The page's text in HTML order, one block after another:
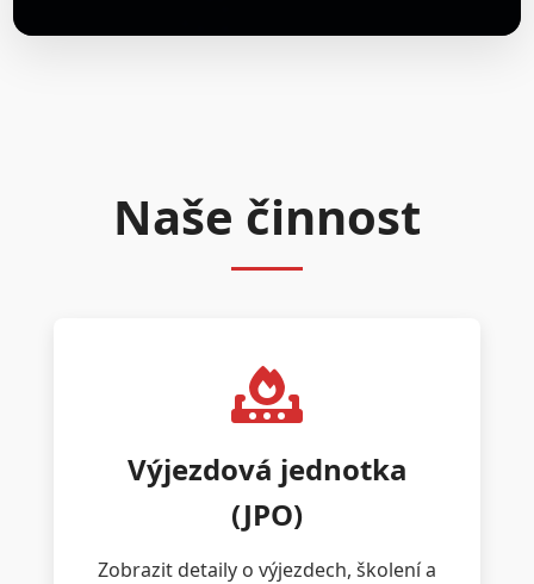
Naše činnost
Výjezdová jednotka
(JPO)
Zobrazit detaily o výjezdech, školení a